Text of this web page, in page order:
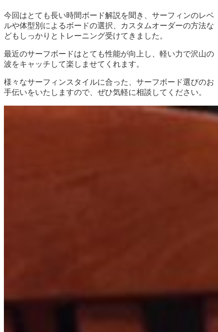
今回はとても長い時間ボード解説を聞き、サーフィンのレベ
ルや体型別によるボードの選択、カスタムオーダーの方法な
どもしっかりとトレーニング受けてきました。
最近のサーフボードはとても性能が向上し、軽い力で沢山の
波をキャッチして楽しませてくれます。
様々なサーフィンスタイルに合った、サーフボード選びのお
手伝いをいたしますので、ぜひ気軽に相談してください。